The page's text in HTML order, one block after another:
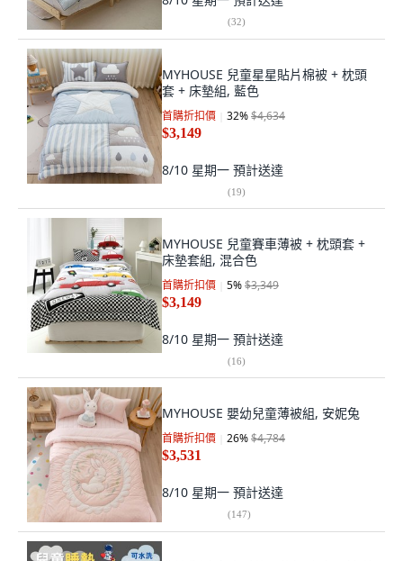
(32)
MYHOUSE 兒童星星貼片棉被 + 枕頭
套 + 床墊組, 藍色
首購折扣價 32%$4,634
$3,149
8/10 星期一 預計送達
(19)
MYHOUSE 兒童賽車薄被 + 枕頭套 +
床墊套組, 混合色
首購折扣價 5%$3,349
$3,149
8/10 星期一 預計送達
(16)
MYHOUSE 嬰幼兒童薄被組, 安妮兔
首購折扣價 26%$4,784
$3,531
8/10 星期一 預計送達
(147)